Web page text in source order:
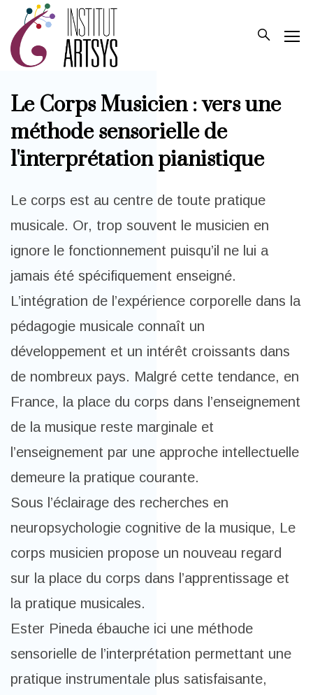
Le Corps Musicien : vers une
méthode sensorielle de
l'interprétation pianistique
Le corps est au centre de toute pratique
musicale. Or, trop souvent le musicien en
ignore le fonctionnement puisqu’il ne lui a
jamais été spécifiquement enseigné.
L’intégration de l’expérience corporelle dans la
pédagogie musicale connaît un
développement et un intérêt croissants dans
de nombreux pays. Malgré cette tendance, en
France, la place du corps dans l’enseignement
de la musique reste marginale et
l’enseignement par une approche intellectuelle
demeure la pratique courante.
Sous l’éclairage des recherches en
neuropsychologie cognitive de la musique, Le
corps musicien propose un nouveau regard
sur la place du corps dans l’apprentissage et
la pratique musicales.
Ester Pineda ébauche ici une méthode
sensorielle de l’interprétation permettant une
pratique instrumentale plus satisfaisante,